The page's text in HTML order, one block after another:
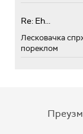
Re: Eh...
Лесковачка
пореклом